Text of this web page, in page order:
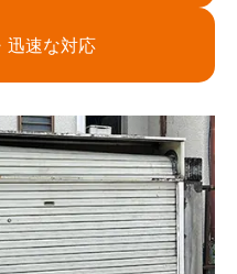
迅速な対応